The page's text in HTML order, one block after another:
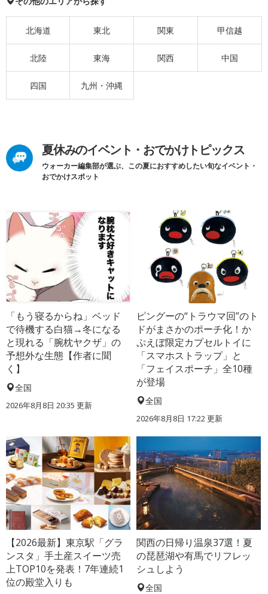
北海道 東北 関東 甲信越
北陸 東海 関西 中国
四国 九州・沖縄
夏休みのイベント・おでかけトピックス
ウォーカー編集部が選ぶ、この夏におすすめしたい旬なイベント・
おでかけスポット
「もう寝るからね」ベッド
で待機する白猫→冬になる
と現れる「腕枕ヤクザ」の
予想外な生態【作者に聞
く】
全国
2026年8月8日 20:35 更新
ピングーの“トラウマ回”のト
ドがまさかのポーチ化！か
ぷえぼ限定カプセルトイに
「スマホストラップ」と
「フェイスポーチ」全10種
が登場
全国
2026年8月8日 17:22更新
【2026最新】東京駅「グラ
ンスタ」手土産スイーツ売
上TOP10を発表！7年連続1
位の殿堂入りも
関西の日帰り温泉37選！夏
の琵琶湖や有馬でリフレッ
シュしよう
全国